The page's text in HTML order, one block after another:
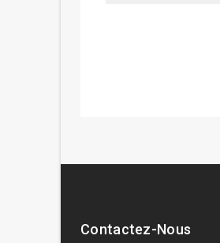
Contactez-Nous